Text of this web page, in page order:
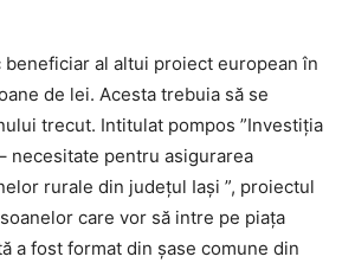
beneficiar al altui proiect european în
de lei. Acesta trebuia să se
trecut. Intitulat pompos ”Investiţia
necesitate pentru asigurarea
rurale din judeţul Iaşi ”, proiectul
care vor să intre pe piaţa
a fost format din şase comune din